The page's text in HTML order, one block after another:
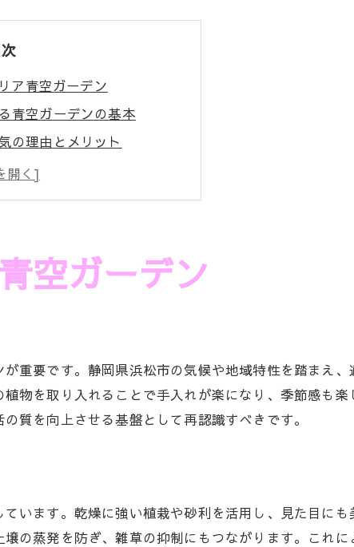
ア青空ガーデン
青空ガーデンの基本
の理由とメリット
適な空間づくりのコツ
と施工ポイント
家族時間を楽しむ
浜松の理想的な庭
ーデンとは何か
イガーデンの魅力
ザインのコツ
ポートの重要性
える青空ガーデンの魅力
す心地よい暮らし
する開放的な庭空間
空ガーデン
重要です。静岡県浜松市の気候や地域特性を踏まえ、
物を取り入れることで手入れが楽になり、季節感も楽
質を向上させる基盤として再認識すべきです。
います。乾燥に強い植栽や砂利を活用し、見た目にも
の蒸発を防ぎ、雑草の抑制にもつながります。これに